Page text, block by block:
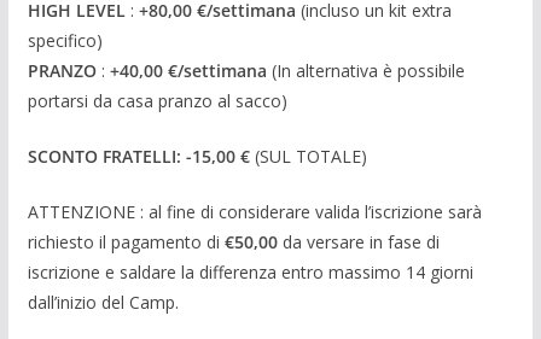
HIGH LEVEL: +80,00 €/settimana (incluso un kit extra
specifico)
PRANZO : +40,00 €/settimana (In alternativa è possibile
portarsi da casa pranzo al sacco)
SCONTO FRATELLI: -15,00 €(SUL TOTALE)
ATTENZIONE : al fine di considerare valida l’iscrizione sarà
richiesto il pagamento di €50,00da versare in fase di
iscrizione e saldare la differenza entro massimo 14 giorni
dall’inizio del Camp.